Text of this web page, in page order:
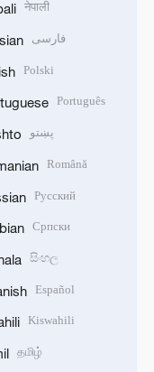
नेपाली
فارسی
Polski
Português
پښتو
Română
Русский
Српски
සිංහල
Español
Kiswahili
தமிழ்